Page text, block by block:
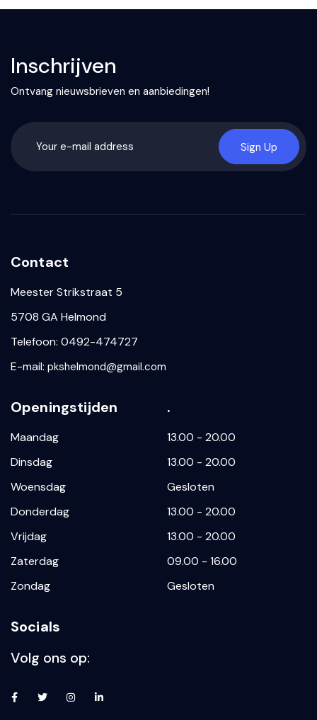
Inschrijven
Ontvang nieuwsbrieven en aanbiedingen!
Sign Up
Contact
Meester Strikstraat 5
5708 GA Helmond
Telefoon: 0492-474727
E-mail: pkshelmond@gmail.com
Openingstijden
Maandag
Dinsdag
Woensdag
Donderdag
Vrijdag
Zaterdag
Zondag
.
13.00 - 20.00
13.00 - 20.00
Gesloten
13.00 - 20.00
13.00 - 20.00
09.00 - 16.00
Gesloten
Socials
Volg ons op: